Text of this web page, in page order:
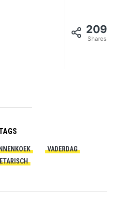
209
Shares
VADERDAG